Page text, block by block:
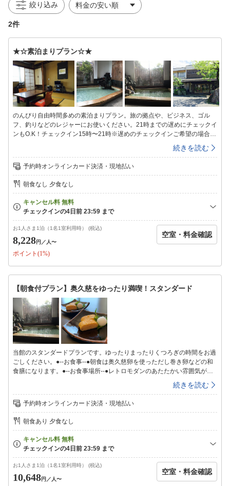
絞り込み
2件
★☆素泊まりプラン☆★
のんびり自由時間多めの素泊まりプラン。旅の拠点や、ビジネス、ゴル
フ、釣りなどのレジャーにお使いください。21時までの遅めにチェックイ
ンもO.K！チェックイン15時〜21時※遅めのチェックインご希望の場合は
ご連絡ください。チェックアウト翌日10時●--お風呂--●男湯女湯共々、檜
でぐるりと回りを囲んだ落ち着いた作りになっております。ゆったりお風
呂で旅の疲れをお流しくださいませ。※温泉ではありません。入浴時間夜
15時〜23時朝6時〜9時
続きを読む
予約時オンラインカード決済・現地払い
朝食なし 夕食なし
お1人さま1泊（1名1室利用時） (税込)
8,228円 ／人〜
ポイント(1%)
空室・料金確認
【朝食付プラン】奥久慈をゆったり満喫！スタンダード
当館のスタンダードプランです。ゆったりまったりくつろぎの時間をお過
ごしください。●--お食事--●朝食は奥久慈卵を使っただし巻き卵などの和
食膳になります。●--お食事場所--●レトロモダンのあたたかい雰囲気が落
ち着くダイニングレストラン「北條館別館otonari」にて朝食をお召し上が
りいただけます。●--お宿周辺情報--●☆袋田の滝☆観光りんご狩り☆旧上
岡小学校☆常陸太田竜神峡のバンジージャンプ※当館から袋田の滝までは
歩いて15分！お散歩気分で袋田を散策してみてはいかが？袋田の滝は長さ
120m、幅73m。冬は「氷瀑」と呼ばれ日本三名瀑に選ばれております。
別名「四度の滝」と呼ばれ滝川が4段に岩肌を落ちることから名づけられ
たとされる説と、その昔、この地を訪れた西行法師が「この滝は四季に一
度ずつ来てみなければ真の風趣は味わえない」と、この滝を絶賛したと伝
えられていることから名づけられたとされる説があります。☆気楽にふら
っと奥久慈ハイキングなどいかがですか？☆大子町には茨城県内最高峰の
八溝山、男体山、月居山がございます。初心者からのコースもありますの
で、汗をかいてみませんか？●--お風呂--●男湯女湯共々、檜でぐるりと回
続きを読む
予約時オンラインカード決済・現地払い
朝食あり 夕食なし
お1人さま1泊（1名1室利用時） (税込)
10,648円 ／人〜
空室・料金確認